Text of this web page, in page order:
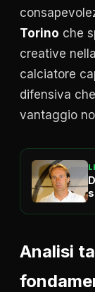
Torino che
creative
calciatore
difensiva
vantaggio
Analisi